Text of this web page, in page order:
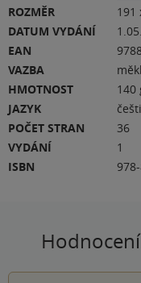
ROZMĚR
191
DATUM VYDÁNÍ
EAN
VAZBA
HMOTNOST
140
JAZYK
POČET STRAN
36
VYDÁNÍ
1
ISBN